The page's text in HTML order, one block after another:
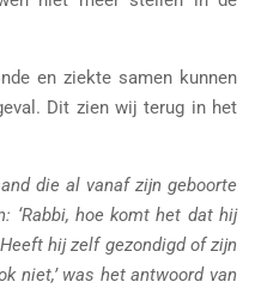
en ziekte samen kunnen
Dit zien wij terug in het
die al vanaf zijn geboorte
‘Rabbi, hoe komt het dat hij
hij zelf gezondigd of zijn
niet,’ was het antwoord van